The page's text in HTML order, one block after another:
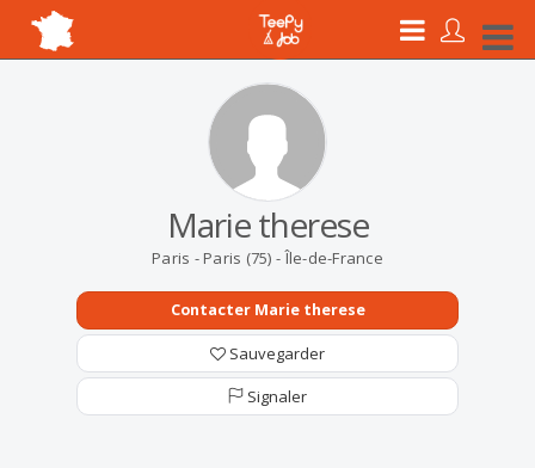
Marie therese
Paris - Paris (75) - Île-de-France
Contacter Marie therese
Sauvegarder
Signaler